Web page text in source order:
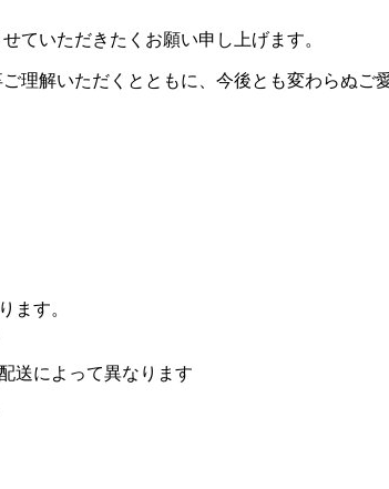
ていただきたくお願い申し上げます。
解いただくとともに、今後とも変わらぬご
ます。
送によって異なります